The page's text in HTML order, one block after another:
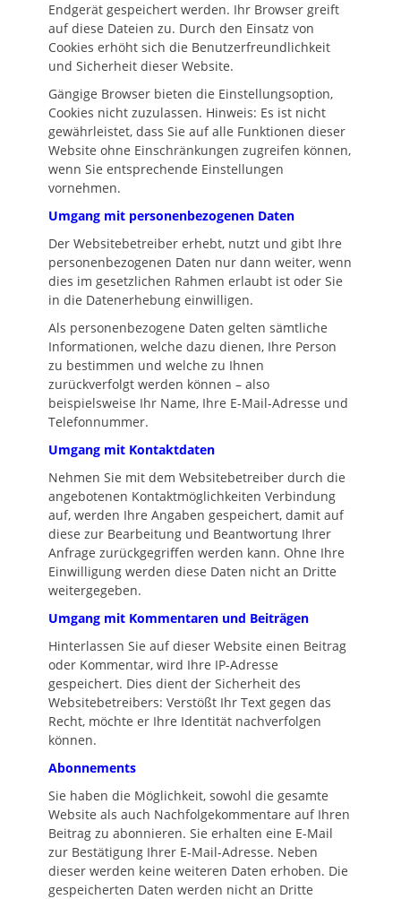
Endgerät gespeichert werden. Ihr Browser greift
auf diese Dateien zu. Durch den Einsatz von
Cookies erhöht sich die Benutzerfreundlichkeit
und Sicherheit dieser Website.
Gängige Browser bieten die Einstellungsoption,
Cookies nicht zuzulassen. Hinweis: Es ist nicht
gewährleistet, dass Sie auf alle Funktionen dieser
Website ohne Einschränkungen zugreifen können,
wenn Sie entsprechende Einstellungen
vornehmen.
Umgang mit personenbezogenen Daten
Der Websitebetreiber erhebt, nutzt und gibt Ihre
personenbezogenen Daten nur dann weiter, wenn
dies im gesetzlichen Rahmen erlaubt ist oder Sie
in die Datenerhebung einwilligen.
Als personenbezogene Daten gelten sämtliche
Informationen, welche dazu dienen, Ihre Person
zu bestimmen und welche zu Ihnen
zurückverfolgt werden können – also
beispielsweise Ihr Name, Ihre E-Mail-Adresse und
Telefonnummer.
Umgang mit Kontaktdaten
Nehmen Sie mit dem Websitebetreiber durch die
angebotenen Kontaktmöglichkeiten Verbindung
auf, werden Ihre Angaben gespeichert, damit auf
diese zur Bearbeitung und Beantwortung Ihrer
Anfrage zurückgegriffen werden kann. Ohne Ihre
Einwilligung werden diese Daten nicht an Dritte
weitergegeben.
Umgang mit Kommentaren und Beiträgen
Hinterlassen Sie auf dieser Website einen Beitrag
oder Kommentar, wird Ihre IP-Adresse
gespeichert. Dies dient der Sicherheit des
Websitebetreibers: Verstößt Ihr Text gegen das
Recht, möchte er Ihre Identität nachverfolgen
können.
Abonnements
Sie haben die Möglichkeit, sowohl die gesamte
Website als auch Nachfolgekommentare auf Ihren
Beitrag zu abonnieren. Sie erhalten eine E-Mail
zur Bestätigung Ihrer E-Mail-Adresse. Neben
dieser werden keine weiteren Daten erhoben. Die
gespeicherten Daten werden nicht an Dritte